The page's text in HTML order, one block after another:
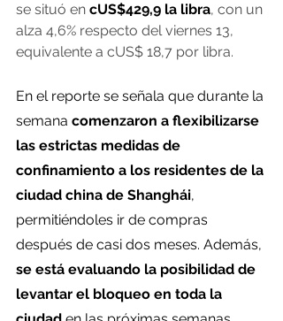
se situó en cUS$429,9 la libra, con un
alza 4,6% respecto del viernes 13,
equivalente a cUS$ 18,7 por libra.
En el reporte se señala que durante la
semana comenzaron a flexibilizarse
las estrictas medidas de
confinamiento a los residentes de la
ciudad china de Shanghái,
permitiéndoles ir de compras
después de casi dos meses. Además,
se está evaluando la posibilidad de
levantar el bloqueo en toda la